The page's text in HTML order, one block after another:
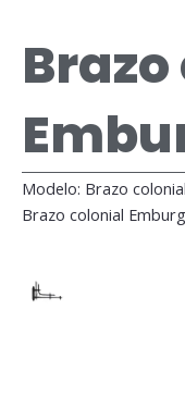
Modelo: Brazo
Brazo colonial